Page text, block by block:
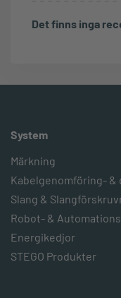
Det finns inga
System
Märkning
Kabelgenomföring-
Slang &
Robot- &
Energikedjor
STEGO Produkter